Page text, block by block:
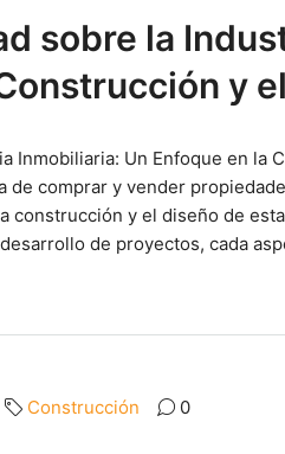
sobre la
y
Inmobiliaria: Un Enfoque en la
de comprar y vender
construcción y el diseño de
de proyectos, cada
Construcción 0